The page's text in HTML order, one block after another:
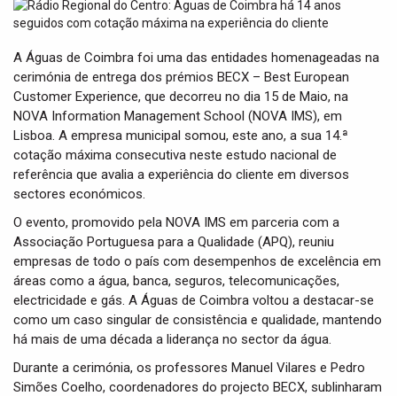
A Águas de Coimbra foi uma das entidades homenageadas na
cerimónia de entrega dos prémios BECX – Best European
Customer Experience, que decorreu no dia 15 de Maio, na
NOVA Information Management School (NOVA IMS), em
Lisboa. A empresa municipal somou, este ano, a sua 14.ª
cotação máxima consecutiva neste estudo nacional de
referência que avalia a experiência do cliente em diversos
sectores económicos.
O evento, promovido pela NOVA IMS em parceria com a
Associação Portuguesa para a Qualidade (APQ), reuniu
empresas de todo o país com desempenhos de excelência em
áreas como a água, banca, seguros, telecomunicações,
electricidade e gás. A Águas de Coimbra voltou a destacar-se
como um caso singular de consistência e qualidade, mantendo
há mais de uma década a liderança no sector da água.
Durante a cerimónia, os professores Manuel Vilares e Pedro
Simões Coelho, coordenadores do projecto BECX, sublinharam